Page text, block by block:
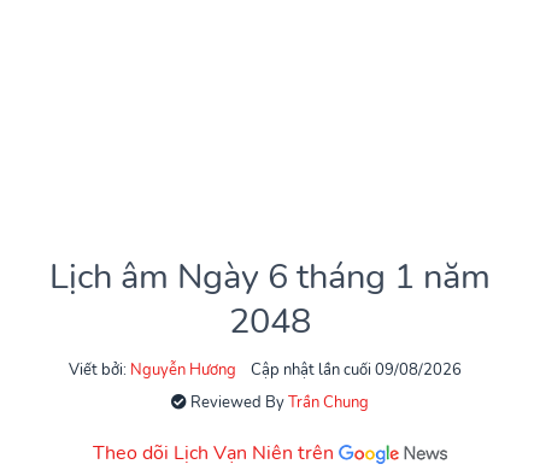
Lịch âm Ngày 6 tháng 1 năm
2048
Viết bởi: Nguyễn Hương
Cập nhật lần cuối 09/08/2026
Reviewed ByTrần Chung
Theo dõi Lịch Vạn Niên trên